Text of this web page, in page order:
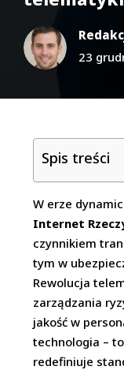
23
Spis treści
W erze
Internet
czynnikiem
tym w
Rewolucja
zarządzania
jakość w
technologia – to
redefiniuje